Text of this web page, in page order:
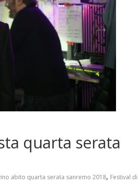
quarta serata
abito quarta serata sanremo 2018, Festival di